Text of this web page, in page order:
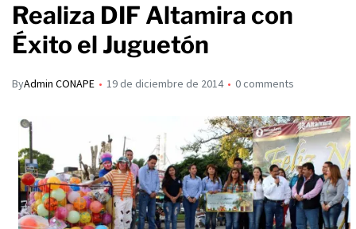
Realiza DIF Altamira con
Éxito el Juguetón
ByAdmin CONAPE 19 de diciembre de 2014 0 comments